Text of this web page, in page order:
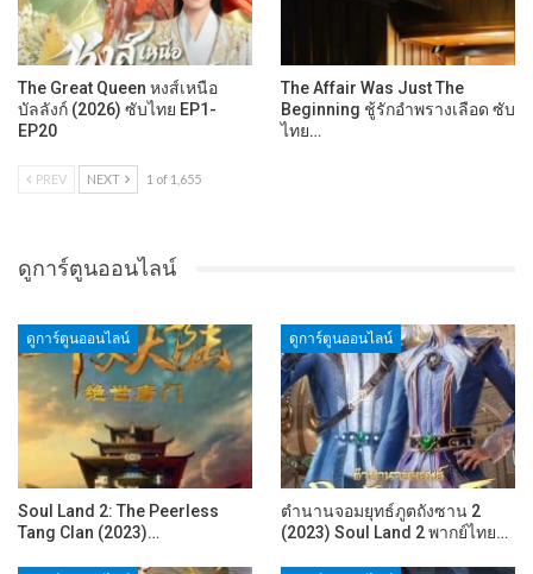
The Great Queen หงส์เหนือ
บัลลังก์ (2026) ซับไทย EP1-
EP20
The Affair Was Just The
Beginning ชู้รักอำพรางเลือด ซับ
ไทย…
PREV NEXT 1 of 1,655
ดูการ์ตูนออนไลน์
ดูการ์ตูนออนไลน์
Soul Land 2: The Peerless
Tang Clan (2023)…
ดูการ์ตูนออนไลน์
ตำนานจอมยุทธ์ภูตถังซาน 2
(2023) Soul Land 2 พากย์ไทย…